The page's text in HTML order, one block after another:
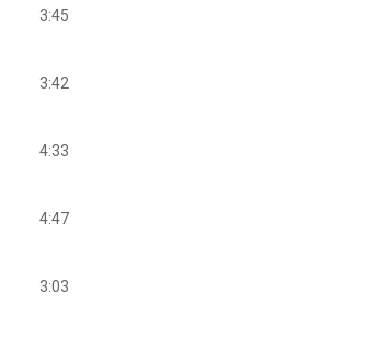
3:45
3:42
4:33
4:47
3:03